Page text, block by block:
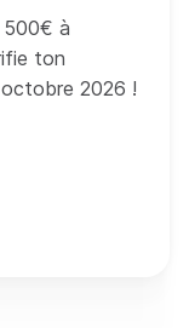
500€ à
ton
2026 !